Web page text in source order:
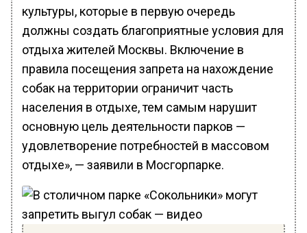
культуры, которые в первую очередь
должны создать благоприятные условия для
отдыха жителей Москвы. Включение в
правила посещения запрета на нахождение
собак на территории ограничит часть
населения в отдыхе, тем самым нарушит
основную цель деятельности парков —
удовлетворение потребностей в массовом
отдыхе», — заявили в Мосгорпарке.